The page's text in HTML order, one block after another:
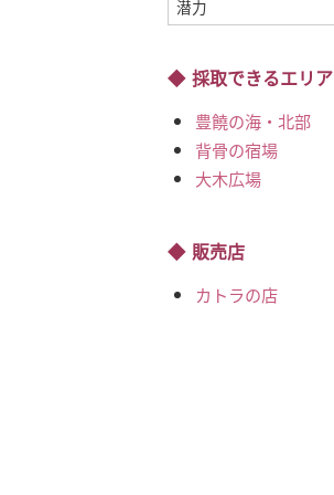
潜力
採取できるエリア
豊饒の海・北部
背骨の宿場
大木広場
販売店
カトラの店